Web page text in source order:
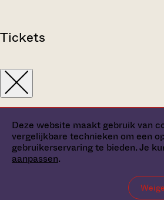
Deze website maakt gebruik van
vergelijkbare technieken om een
gebruikerservaring te bieden. Je
aanpassen.
Tickets